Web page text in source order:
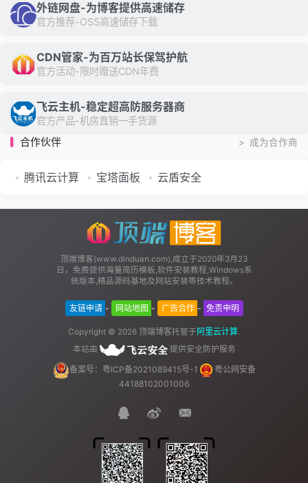
外链网盘-为博客提供高速储存
官方推荐-OSS高速储存下载
CDN管家-为百万站长保驾护航
官方活动-限时赠送CDN年费
飞云主机-稳定超高防服务器商
官方产品-机房直销一手货源
合作伙伴 > 成为合作商
腾讯云计算 宝塔面板 云盾安全
顶端博客(www.dinduan.com),成立于2020年3月23
日，免费提供海量简历模板,软件安装教程,Windows系
统版本,精品源码基地及网站安装等技术教程。
友链申请 - 网站地图 - 广告合作 - 免责申明
Copyright © 2026 顶端博客托管于阿里云计算.
本站由
提供安全防护服务
备案号：粤ICP备2021089415号-1
粤公网安备
44188102001006